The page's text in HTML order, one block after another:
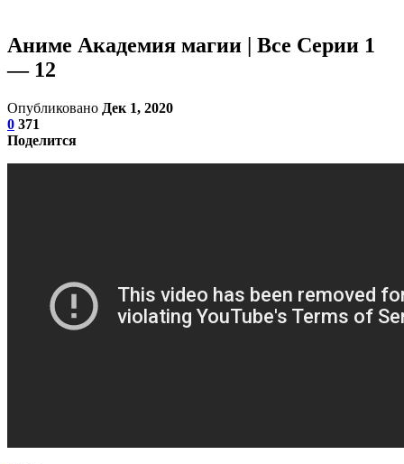
Аниме Академия магии | Все Серии 1
— 12
Опубликовано Дек 1, 2020
0 371
Поделится